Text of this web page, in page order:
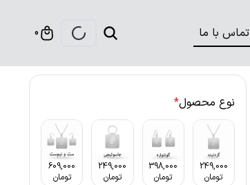
تماس با ما 0
نوع محصول*
249,000
تومان
398,000
تومان
249,000
تومان
609,000
تومان